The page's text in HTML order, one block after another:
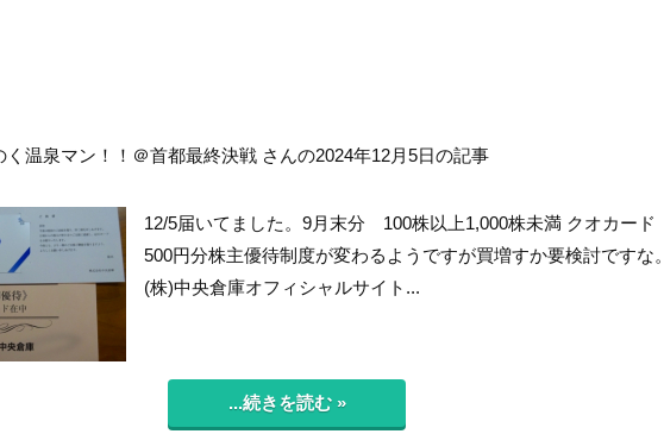
く温泉マン！！＠首都最終決戦 さんの2024年12月5日の記事
12/5届いてました。9月末分 100株以上1,000株未満 クオカード
500円分株主優待制度が変わるようですが買増すか要検討ですな。
(株)中央倉庫オフィシャルサイト...
...続きを読む »